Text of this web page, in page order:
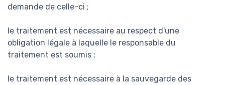
demande de celle-ci ;
le traitement est nécessaire au respect d'une
obligation légale à laquelle le responsable du
traitement est soumis ;
le traitement est nécessaire à la sauvegarde des